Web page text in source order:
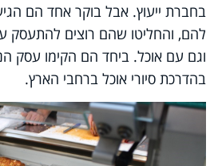
בחברת ייעוץ. אבל בוקר אחד הם
להם, והחליטו שהם רוצים להתעסק
וגם עם אוכל. ביחד הם הקימו עסק
בהדרכת סיורי אוכל ברחבי הארץ.